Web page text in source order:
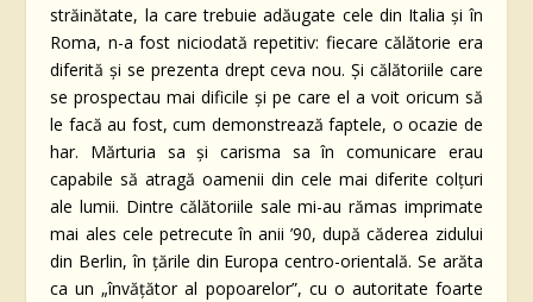
străinătate, la care trebuie adăugate cele din Italia și în
Roma, n-a fost niciodată repetitiv: fiecare călătorie era
diferită și se prezenta drept ceva nou. Și călătoriile care
se prospectau mai dificile și pe care el a voit oricum să
le facă au fost, cum demonstrează faptele, o ocazie de
har. Mărturia sa și carisma sa în comunicare erau
capabile să atragă oamenii din cele mai diferite colțuri
ale lumii. Dintre călătoriile sale mi-au rămas imprimate
mai ales cele petrecute în anii ’90, după căderea zidului
din Berlin, în țările din Europa centro-orientală. Se arăta
ca un „învățător al popoarelor”, cu o autoritate foarte